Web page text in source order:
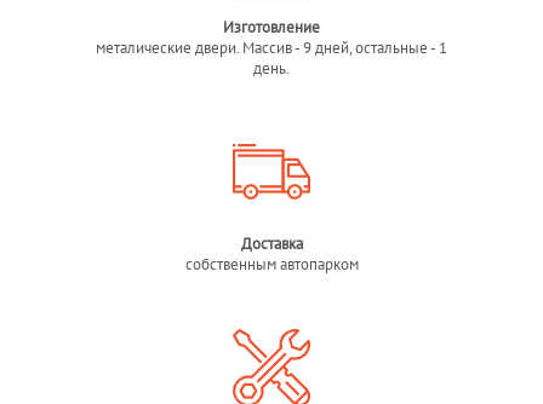
Изготовление
металические двери. Массив - 9 дней, остальные - 1
день.
Доставка
собственным автопарком